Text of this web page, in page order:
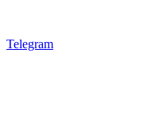
Telegram